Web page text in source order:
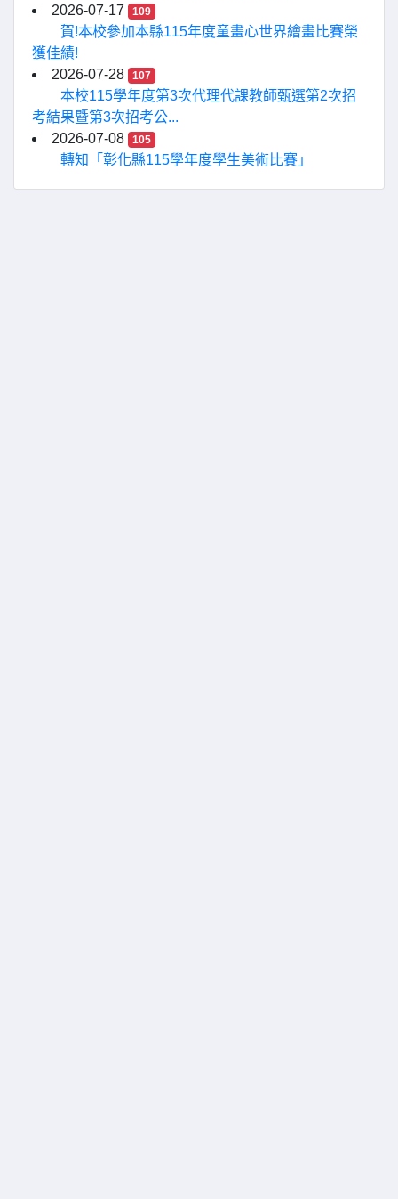
2026-07-17
109
賀!本校參加本縣115年度童畫心世界繪畫比賽榮
獲佳績!
2026-07-28
107
本校115學年度第3次代理代課教師甄選第2次招
考結果暨第3次招考公...
2026-07-08
105
轉知「彰化縣115學年度學生美術比賽」